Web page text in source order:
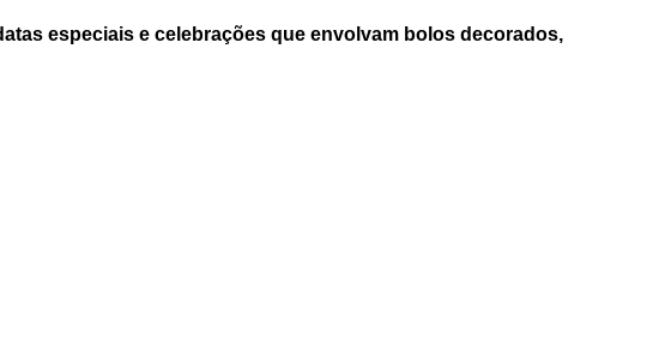
especiais e celebrações que envolvam bolos decorados,